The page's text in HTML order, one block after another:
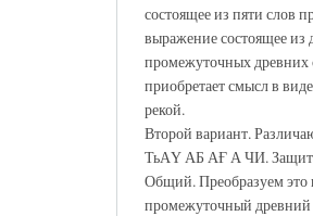
состоящее из пяти слов
выражение состоящее из
промежуточных
приобретает смысл в
рекой.
Второй вариант.
ТьАҮ АБ АҒ А ЧИ.
Общий. Преобразуем это
промежуточный